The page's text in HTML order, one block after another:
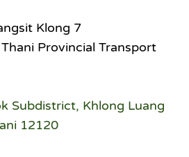
Klong 7
Provincial Transport
Subdistrict, Khlong Luang
12120